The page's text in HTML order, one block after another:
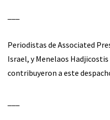
Periodistas de Associated
Israel, y Menelaos
contribuyeron a este